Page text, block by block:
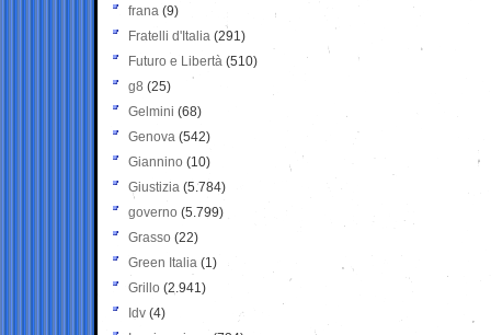
frana (9)
Fratelli d'Italia (291)
Futuro e Libertà (510)
g8 (25)
Gelmini (68)
Genova (542)
Giannino (10)
Giustizia (5.784)
governo (5.799)
Grasso (22)
Green Italia (1)
Grillo (2.941)
Idv (4)